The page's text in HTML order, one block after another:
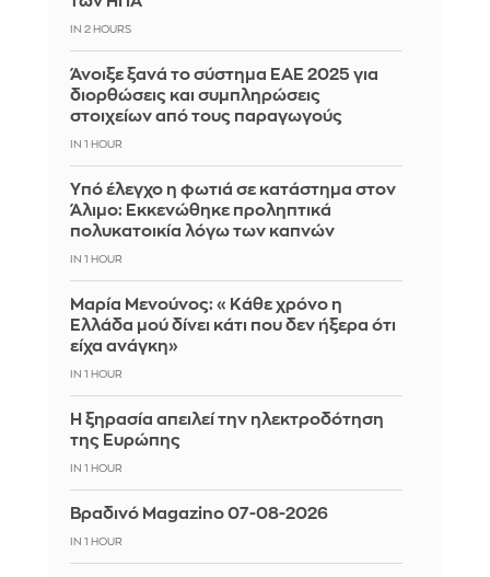
IN 2 HOURS
Άνοιξε ξανά το σύστημα ΕΑΕ 2025 για
διορθώσεις και συμπληρώσεις
στοιχείων από τους παραγωγούς
IN 1 HOUR
Yπό έλεγχο η φωτιά σε κατάστημα στον
Άλιμο: Εκκενώθηκε προληπτικά
πολυκατοικία λόγω των καπνών
IN 1 HOUR
Μαρία Μενούνος: «Κάθε χρόνο η
Ελλάδα μού δίνει κάτι που δεν ήξερα ότι
είχα ανάγκη»
IN 1 HOUR
Η ξηρασία απειλεί την ηλεκτροδότηση
της Ευρώπης
IN 1 HOUR
Βραδινό Magazino 07-08-2026
IN 1 HOUR